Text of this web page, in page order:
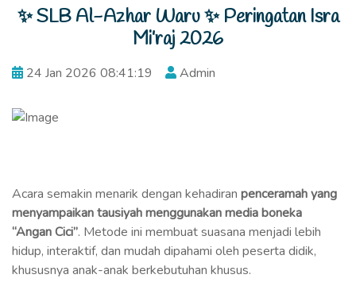
✨ SLB Al-Azhar Waru ✨ Peringatan Isra
Mi’raj 2026
24 Jan 2026 08:41:19 Admin
Acara semakin menarik dengan kehadiran penceramah yang
menyampaikan tausiyah menggunakan media boneka
“Angan Cici”. Metode ini membuat suasana menjadi lebih
hidup, interaktif, dan mudah dipahami oleh peserta didik,
khususnya anak-anak berkebutuhan khusus.